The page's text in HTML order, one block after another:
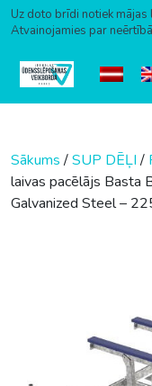
Uz doto brīdi notiek
Atvainojamies par
Sākums/SUP DĒĻI/
laivas pacēlājs Basta
Galvanized Steel –